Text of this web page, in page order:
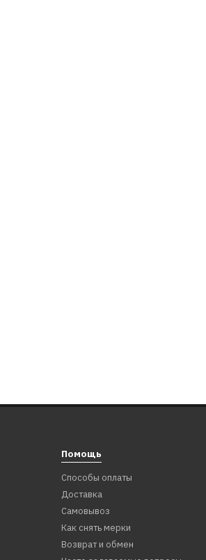
Помощь
Способы оплаты
Доставка
Самовывоз
Как снять мерки
Возврат и обмен